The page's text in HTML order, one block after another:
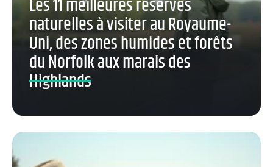
Les 11 meilleures réserves
naturelles à visiter au Royaume-
Uni, des zones humides et forêts
du Norfolk aux marais des
Highlands